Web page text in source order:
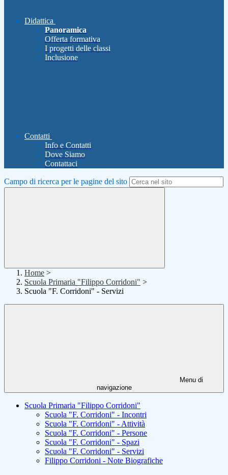
Didattica
Panoramica
Offerta formativa
I progetti delle classi
Inclusione
Contatti
Info e Contatti
Dove Siamo
Contattaci
Campo di ricerca per le pagine del sito
Home >
Scuola Primaria "Filippo Corridoni" >
Scuola "F. Corridoni" - Servizi
Menu di
navigazione
Scuola Primaria "Filippo Corridoni"
Scuola "F. Corridoni" - Incontri
Scuola "F. Corridoni" - Attività
Scuola "F. Corridoni" - Persone
Scuola "F. Corridoni" - Spazi
Scuola "F. Corridoni" - Servizi
Filippo Corridoni - Note Biografiche